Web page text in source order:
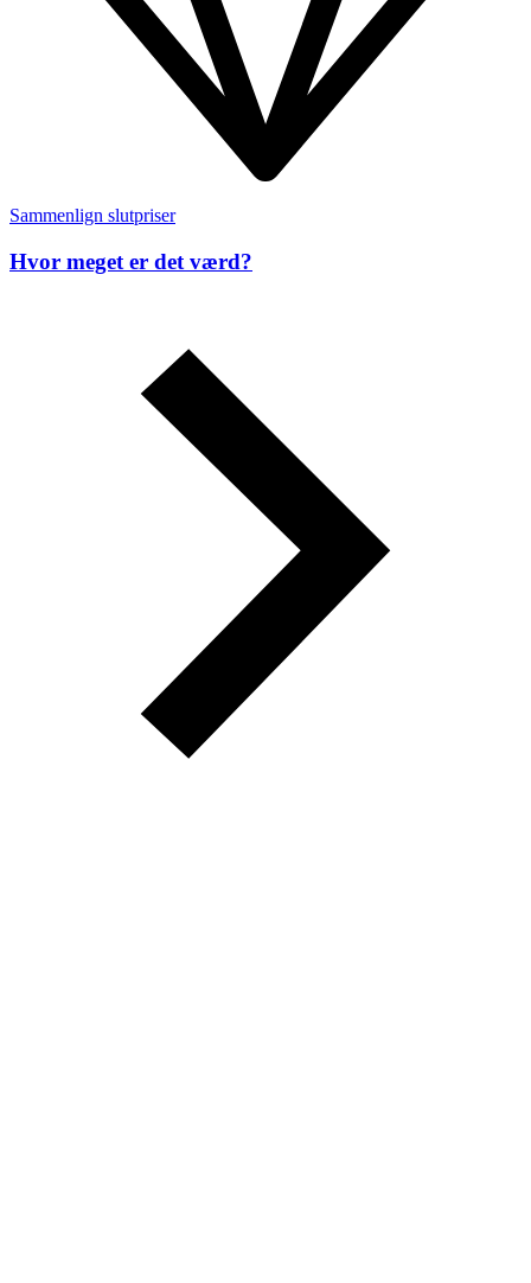
Sammenlign slutpriser
Hvor meget er det værd?